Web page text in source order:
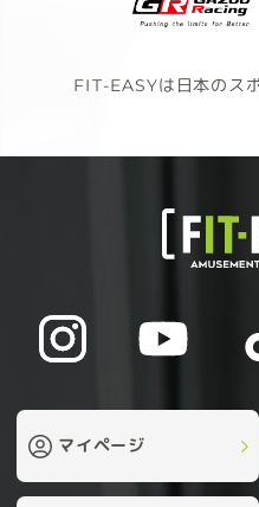
FIT-EASYは日本のス
マイページ